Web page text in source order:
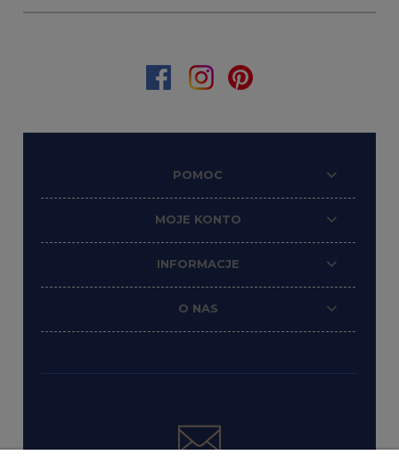
POMOC
MOJE KONTO
INFORMACJE
O NAS